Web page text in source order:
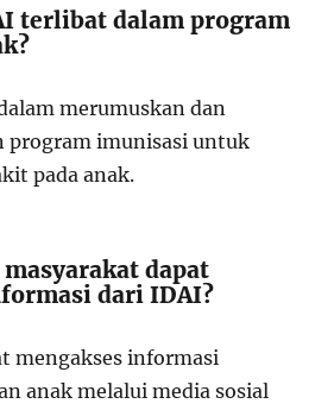
terlibat dalam program
merumuskan dan
program imunisasi untuk
pada anak.
dapat
dari IDAI?
mengakses informasi
anak melalui media sosial